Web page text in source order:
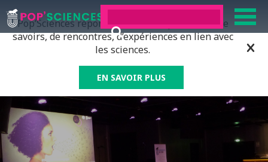
Pop’Sciences répond à tous ceux qui ont soif de
savoirs, de rencontres, d’expériences en lien avec
les sciences.
EN SAVOIR PLUS